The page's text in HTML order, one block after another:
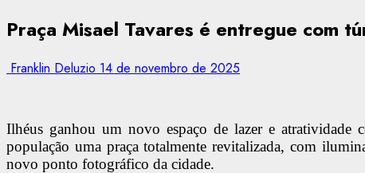
Praça Misael Tavares é entregue com
Franklin Deluzio 14 de novembro de 2025
Ilhéus ganhou um novo espaço de lazer e atratividade
população uma praça totalmente revitalizada, com
novo ponto fotográfico da cidade.